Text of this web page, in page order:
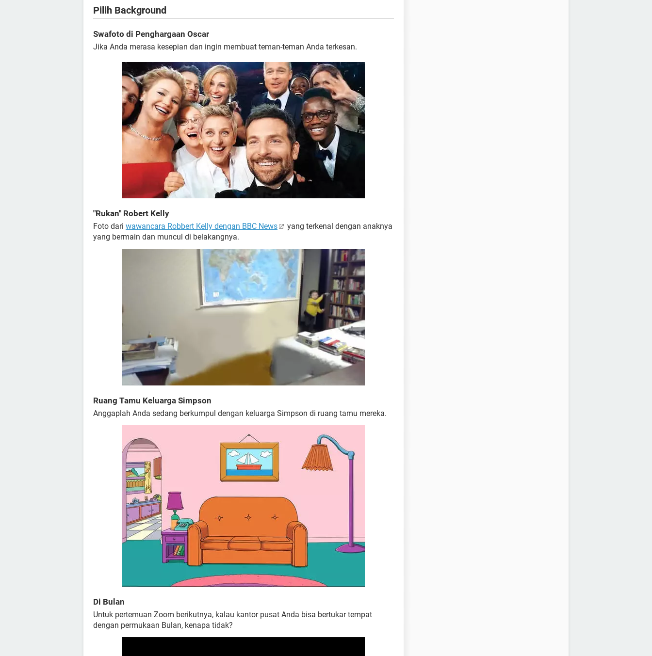
Pilih Background
Swafoto di Penghargaan Oscar
Jika Anda merasa kesepian dan ingin membuat teman-teman Anda terkesan.
"Rukan" Robert Kelly
Foto dari wawancara Robbert Kelly dengan BBC News
yang terkenal dengan anaknya
yang bermain dan muncul di belakangnya.
Ruang Tamu Keluarga Simpson
Anggaplah Anda sedang berkumpul dengan keluarga Simpson di ruang tamu mereka.
Di Bulan
Untuk pertemuan Zoom berikutnya, kalau kantor pusat Anda bisa bertukar tempat
dengan permukaan Bulan, kenapa tidak?